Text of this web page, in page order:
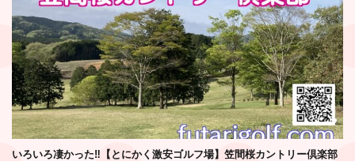
いろいろ凄かった‼️【とにかく激安ゴルフ場】笠間桜カントリー倶楽部